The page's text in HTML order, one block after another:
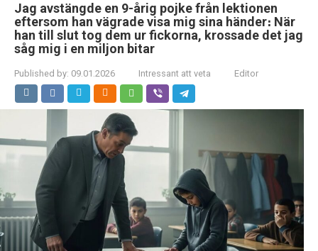
Jag avstängde en 9-årig pojke från lektionen
eftersom han vägrade visa mig sina händer։ När
han till slut tog dem ur fickorna, krossade det jag
såg mig i en miljon bitar
Published by: 09.01.2026 Intressant att veta Editor